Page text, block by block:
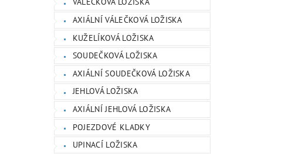
AXIÁLNÍ VÁLEČKOVÁ LOŽISKA
KUŽELÍKOVÁ LOŽISKA
SOUDEČKOVÁ LOŽISKA
AXIÁLNÍ SOUDEČKOVÁ LOŽISKA
JEHLOVÁ LOŽISKA
AXIÁLNÍ JEHLOVÁ LOŽISKA
POJEZDOVÉ KLADKY
UPINACÍ LOŽISKA